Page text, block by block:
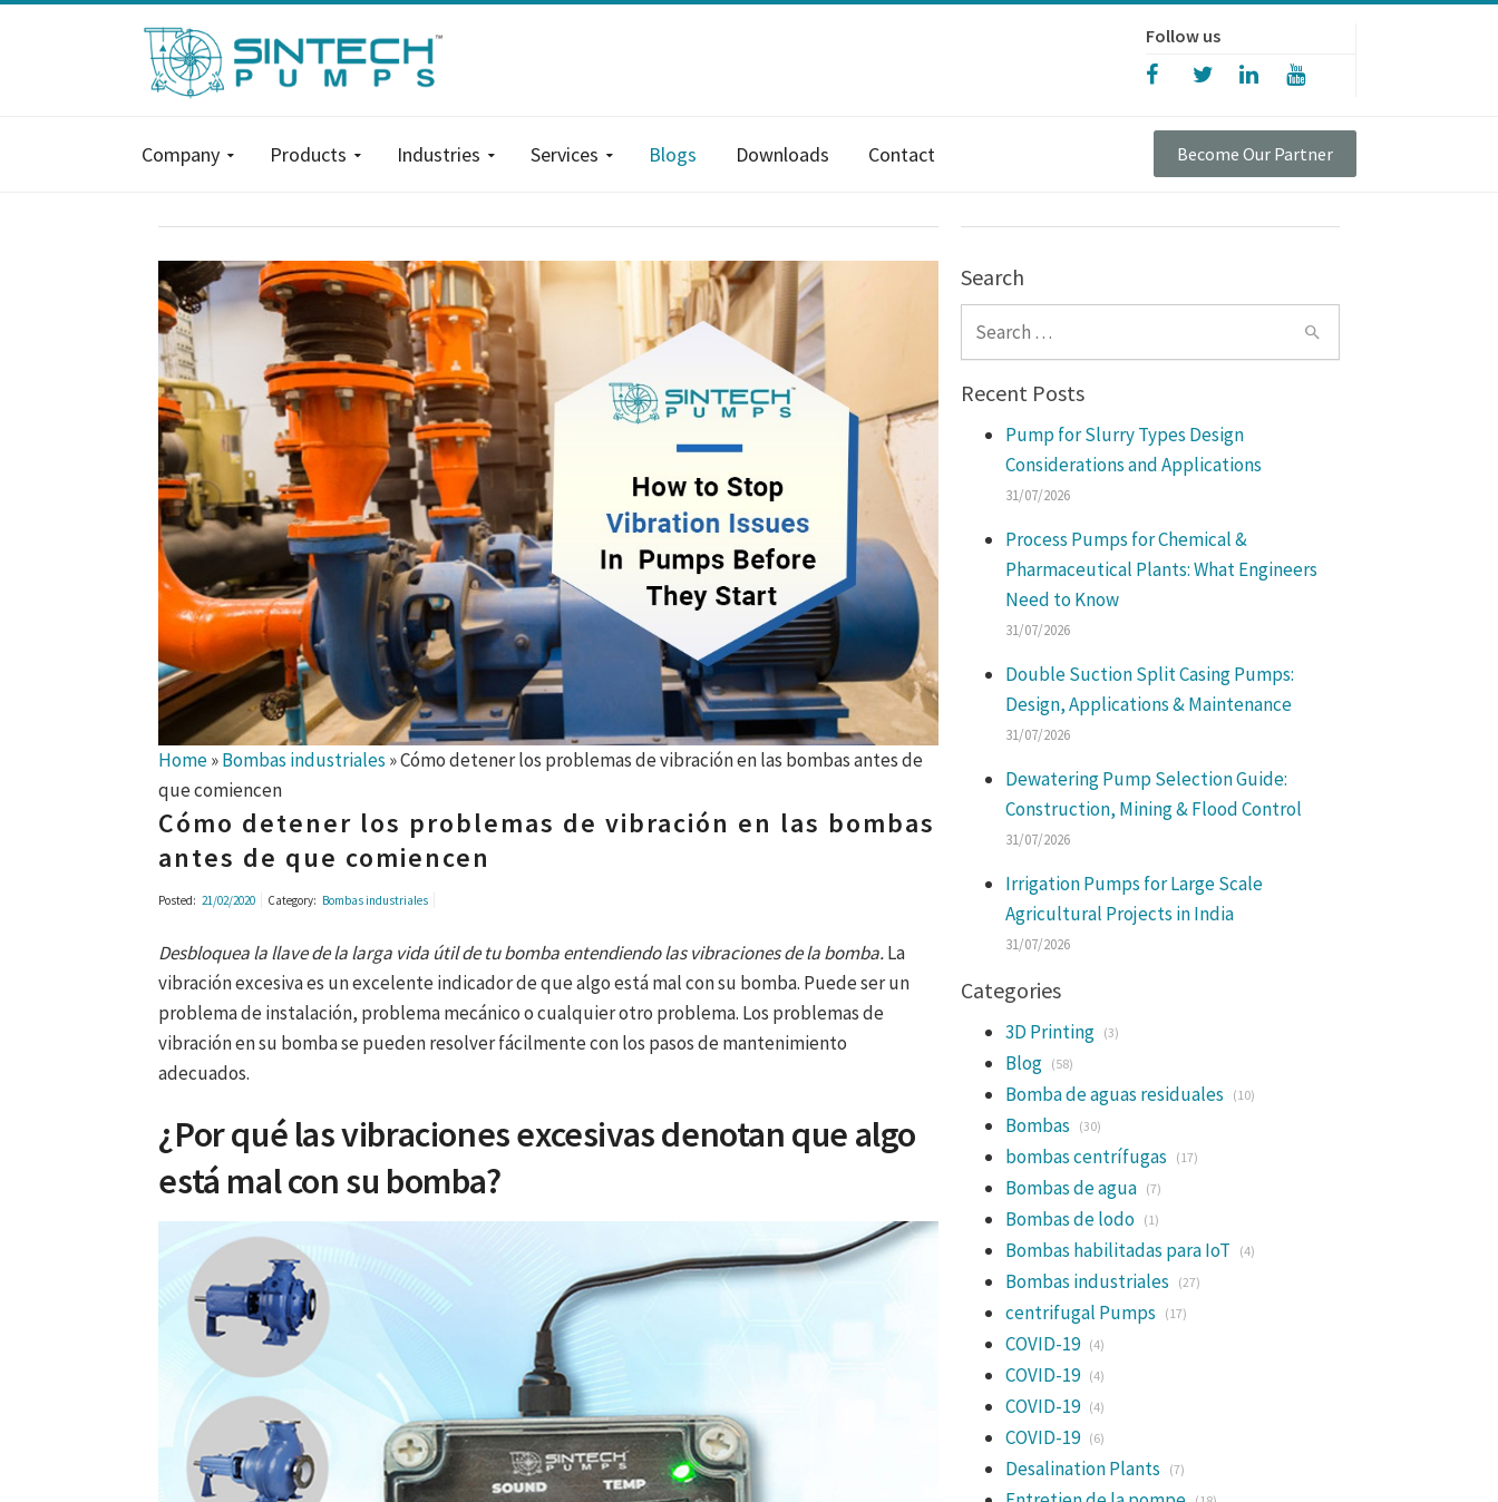
Follow us
Company Products Industries Services Blogs Downloads Contact Become Our Partner
Home»Bombas industriales »Cómo detener los problemas de vibración en las bombas antes de
que comiencen
Cómo detener los problemas de vibración en las bombas
antes de que comiencen
Posted: 21/02/2020 Category: Bombas industriales
Desbloquea la llave de la larga vida útil de tu bomba entendiendo las vibraciones de la bomba.La
vibración excesiva es un excelente indicador de que algo está mal con su bomba. Puede ser un
problema de instalación, problema mecánico o cualquier otro problema. Los problemas de
vibración en su bomba se pueden resolver fácilmente con los pasos de mantenimiento
adecuados.
¿Por qué las vibraciones excesivas denotan que algo
está mal con su bomba?
Search
Search for:
Recent Posts
Pump for Slurry Types Design
Considerations and Applications
31/07/2026
Process Pumps for Chemical &
Pharmaceutical Plants: What Engineers
Need to Know
31/07/2026
Double Suction Split Casing Pumps:
Design, Applications & Maintenance
31/07/2026
Dewatering Pump Selection Guide:
Construction, Mining & Flood Control
31/07/2026
Irrigation Pumps for Large Scale
Agricultural Projects in India
31/07/2026
Categories
3D Printing (3)
Blog (58)
Bomba de aguas residuales (10)
Bombas (30)
bombas centrífugas (17)
Bombas de agua (7)
Bombas de lodo (1)
Bombas habilitadas para IoT (4)
Bombas industriales (27)
centrifugal Pumps (17)
COVID-19 (4)
COVID-19 (4)
COVID-19 (4)
COVID-19 (6)
Desalination Plants (7)